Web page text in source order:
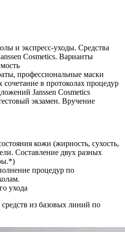
и экспресс-уходы. Средства
Cosmetics. Варианты
профессиональные маски
сочетание в протоколах процедур
Janssen Cosmetics
экзамен. Вручение
кожи (жирность, сухость,
Составление двух разных
процедур по
ухода
из базовых линий по